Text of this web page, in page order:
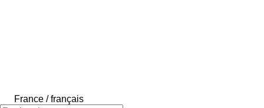
France / français